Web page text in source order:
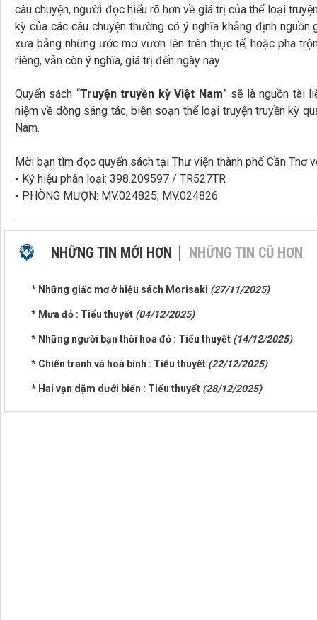
câu chuyện, người đọc hiểu rõ hơn về giá trị của thể loại
kỳ của các câu chuyện thường có ý nghĩa khẳng định
xưa bằng những ước mơ vươn lên trên thực tế; hoặc pha
riêng, vẫn còn ý nghĩa, giá trị đến ngày nay.
Quyển sách “Truyện truyền kỳ Việt Nam” sẽ là nguồn tài
niệm về dòng sáng tác, biên soạn thể loại truyện truyền kỳ
Nam.
Mời bạn tìm đọc quyển sách tại Thư viện thành phố Cần Thơ
▪ Ký hiệu phân loại: 398.209597 / TR527TR
▪ PHÒNG MƯỢN: MV.024825; MV.024826
NHỮNG TIN MỚI HƠN NHỮNG TIN CŨ HƠN
* Những giấc mơ ở hiệu sách Morisaki (27/11/2025)
* Mưa đỏ : Tiểu thuyết (04/12/2025)
* Những người bạn thời hoa đỏ : Tiểu thuyết (14/12/2025)
* Chiến tranh và hoà bình : Tiểu thuyết (22/12/2025)
* Hai vạn dặm dưới biển : Tiểu thuyết (28/12/2025)